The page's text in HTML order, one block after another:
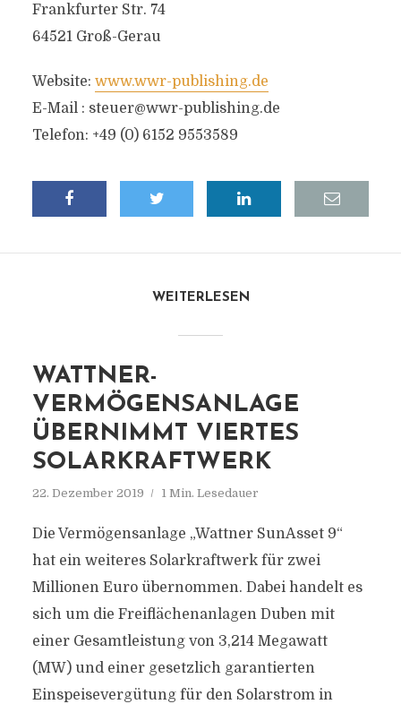
Frankfurter Str. 74
64521 Groß-Gerau
Website: www.wwr-publishing.de
E-Mail : steuer@wwr-publishing.de
Telefon: +49 (0) 6152 9553589
WEITERLESEN
WATTNER-
VERMÖGENSANLAGE
ÜBERNIMMT VIERTES
SOLARKRAFTWERK
22. Dezember 2019 1 Min. Lesedauer
Die Vermögensanlage „Wattner SunAsset 9“
hat ein weiteres Solarkraftwerk für zwei
Millionen Euro übernommen. Dabei handelt es
sich um die Freiflächenanlagen Duben mit
einer Gesamtleistung von 3,214 Megawatt
(MW) und einer gesetzlich garantierten
Einspeisevergütung für den Solarstrom in